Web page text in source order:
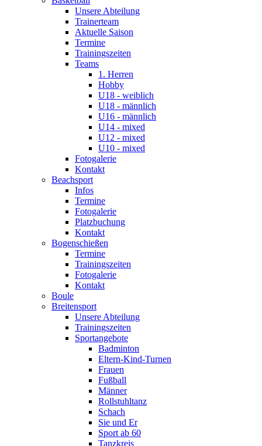
Unsere Abteilung
Trainerteam
Aktuelle Saison
Termine
Trainingszeiten
Teams
1. Herren
Hobby
U18 - weiblich
U18 - männlich
U16 - männlich
U14 - mixed
U12 - mixed
U10 - mixed
Fotogalerie
Kontakt
Beachsport
Infos
Termine
Fotogalerie
Platzbuchung
Kontakt
Bogenschießen
Termine
Trainingszeiten
Fotogalerie
Kontakt
Boule
Breitensport
Unsere Abteilung
Trainingszeiten
Sportangebote
Badminton
Eltern-Kind-Turnen
Frauen
Fußball
Männer
Rollstuhltanz
Schach
Sie und Er
Sport ab 60
Tanzkreis